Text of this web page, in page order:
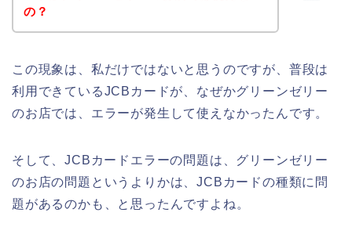
の？
この現象は、私だけではないと思うのですが、普段は
利用できているJCBカードが、なぜかグリーンゼリー
のお店では、エラーが発生して使えなかったんです。
そして、JCBカードエラーの問題は、グリーンゼリー
のお店の問題というよりかは、JCBカードの種類に問
題があるのかも、と思ったんですよね。